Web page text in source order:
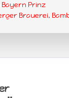
Bayern Prinz
Brauerei,